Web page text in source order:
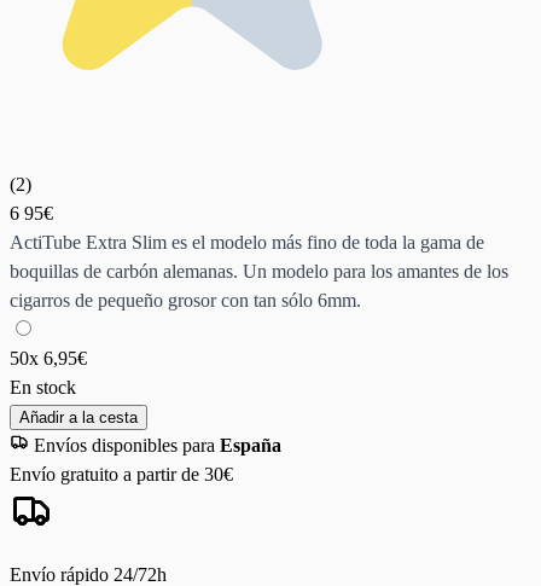
(2)
6 95€
ActiTube Extra Slim es el modelo más fino de toda la gama de
boquillas de carbón alemanas. Un modelo para los amantes de los
cigarros de pequeño grosor con tan sólo 6mm.
50x 6,95€
En stock
Añadir a la cesta
Envíos disponibles para España
Envío gratuito a partir de 30€
Envío rápido 24/72h